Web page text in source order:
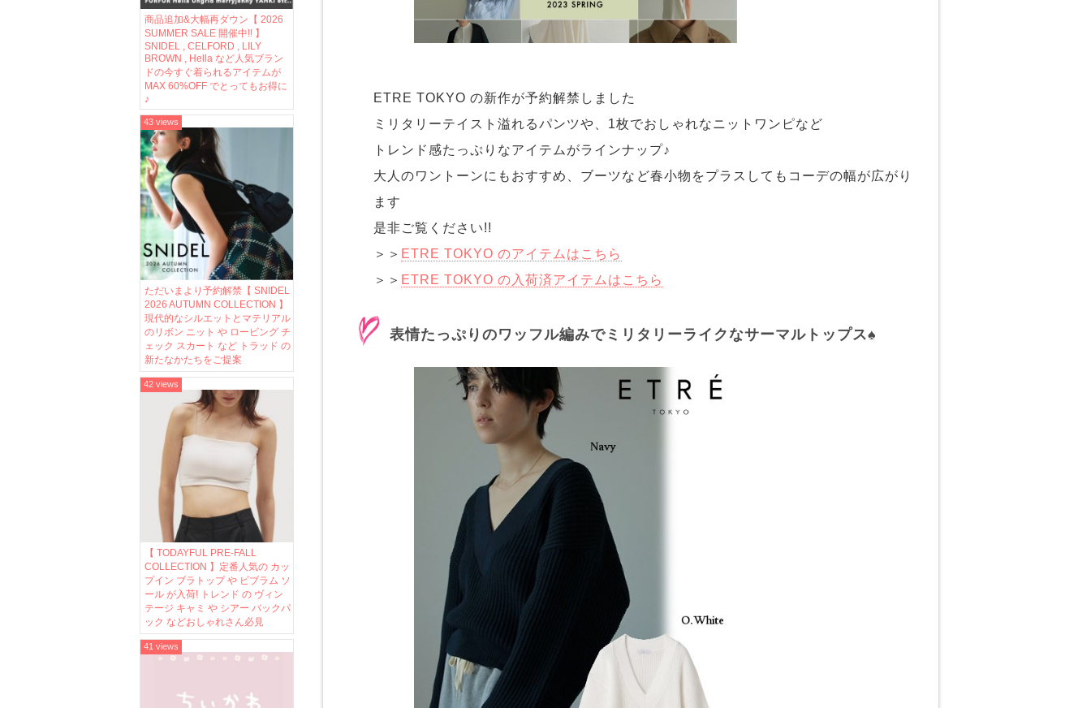
商品追加&大幅再ダウン【 2026
SUMMER SALE 開催中!! 】
SNIDEL , CELFORD , LILY
BROWN , Hella など人気ブラン
ドの今すぐ着られるアイテムが
MAX 60%OFF でとってもお得に
♪
ただいまより予約解禁【 SNIDEL
2026 AUTUMN COLLECTION 】
現代的なシルエットとマテリアル
のリボン ニット や ロービング チ
ェック スカート など トラッド の
新たなかたちをご提案
43 views
【 TODAYFUL PRE-FALL
COLLECTION 】定番人気の カッ
プイン ブラトップ や ビブラム ソ
ール が入荷! トレンド の ヴィン
テージ キャミ や シアー バックパ
ック などおしゃれさん必見
42 views
41 views
ETRE TOKYO の新作が予約解禁しました
ミリタリーテイスト溢れるパンツや、1枚でおしゃれなニットワンピなど
トレンド感たっぷりなアイテムがラインナップ♪
大人のワントーンにもおすすめ、ブーツなど春小物をプラスしてもコーデの幅が広がり
ます
是非ご覧ください!!
＞＞ ETRE TOKYO のアイテムはこちら
＞＞ ETRE TOKYO の入荷済アイテムはこちら
表情たっぷりのワッフル編みでミリタリーライクなサーマルトップス♠